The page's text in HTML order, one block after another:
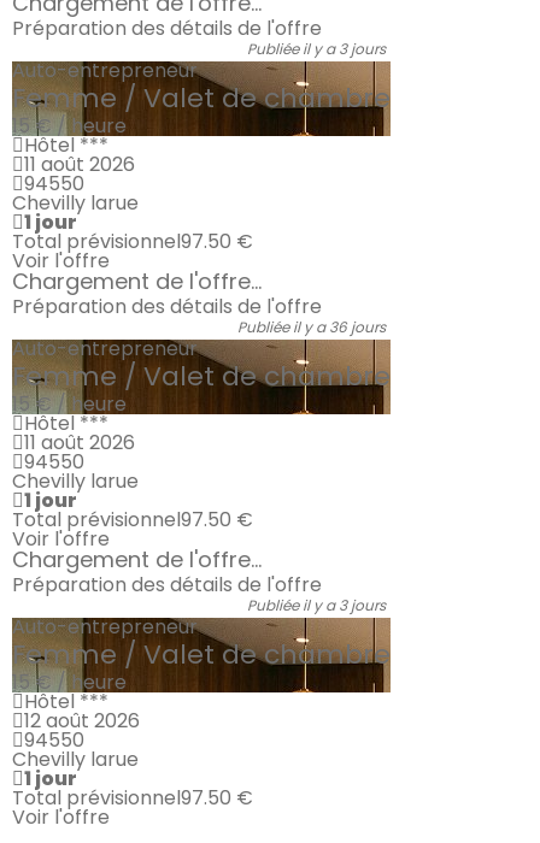
Préparation des détails de l'offre
Publiée il y a 3 jours
Auto-entrepreneur
Femme / Valet de chambre
15 € / heure
Hôtel ***
11 août 2026
94550
Chevilly larue
1 jour
Total prévisionnel97.50 €
Voir l'offre
Chargement de l'offre...
Préparation des détails de l'offre
Publiée il y a 36 jours
Auto-entrepreneur
Femme / Valet de chambre
15 € / heure
Hôtel ***
11 août 2026
94550
Chevilly larue
1 jour
Total prévisionnel97.50 €
Voir l'offre
Chargement de l'offre...
Préparation des détails de l'offre
Publiée il y a 3 jours
Auto-entrepreneur
Femme / Valet de chambre
15 € / heure
Hôtel ***
12 août 2026
94550
Chevilly larue
1 jour
Total prévisionnel97.50 €
Voir l'offre